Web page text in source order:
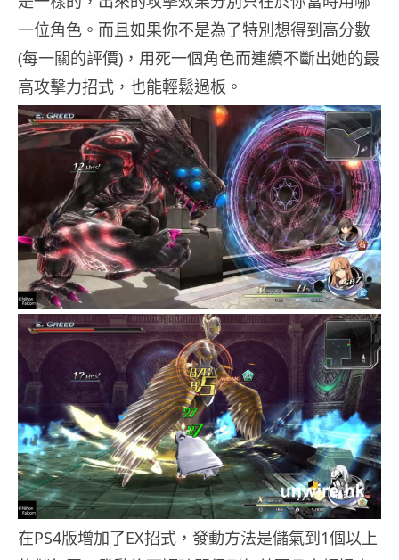
一位角色。而且如果你不是為了特別想得到高分數
(每一關的評價)，用死一個角色而連續不斷出她的最
高攻擊力招式，也能輕鬆過板。
在PS4版增加了EX招式，發動方法是儲氣到1個以上